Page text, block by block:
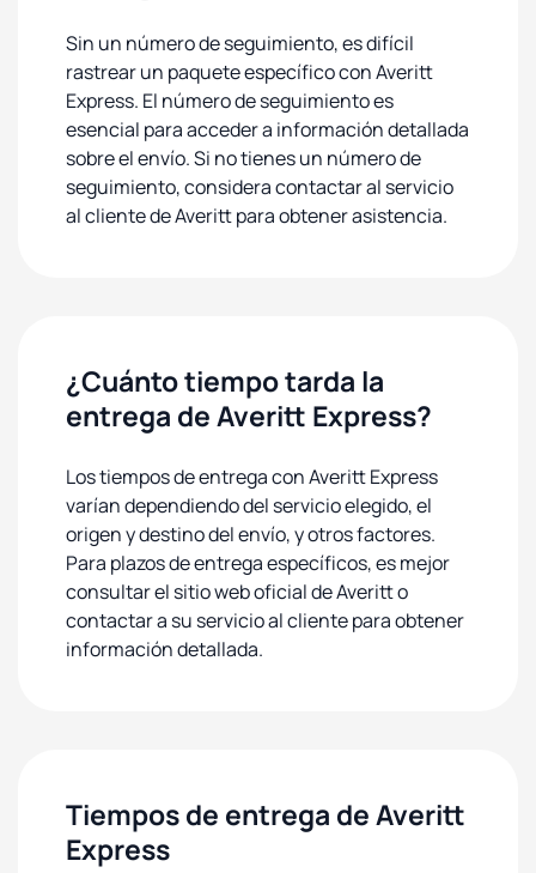
Sin un número de seguimiento, es difícil
rastrear un paquete específico con Averitt
Express. El número de seguimiento es
esencial para acceder a información detallada
sobre el envío. Si no tienes un número de
seguimiento, considera contactar al servicio
al cliente de Averitt para obtener asistencia.
¿Cuánto tiempo tarda la
entrega de Averitt Express?
Los tiempos de entrega con Averitt Express
varían dependiendo del servicio elegido, el
origen y destino del envío, y otros factores.
Para plazos de entrega específicos, es mejor
consultar el sitio web oficial de Averitt o
contactar a su servicio al cliente para obtener
información detallada.
Tiempos de entrega de Averitt
Express